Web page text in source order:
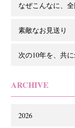
なぜこんなに、
素敵なお見送り
次の10年を、共
ARCHIVE
2026